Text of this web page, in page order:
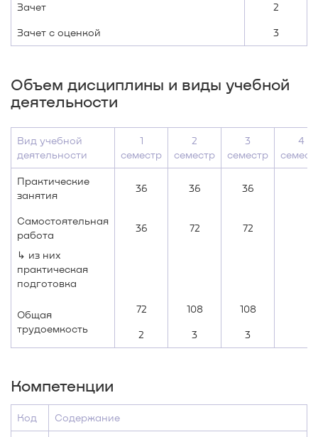
Зачет 2
Зачет с оценкой 3
Объем дисциплины и виды учебной
деятельности
Вид учебной
деятельности
1
семестр
2
семестр
3
семестр
4
Практические
занятия
36 36 36
Самостоятельная
работа
36 72 72
↳ из них
практическая
подготовка
Общая
трудоемкость
72 108 108
2 3 3
Компетенции
Код Содержание